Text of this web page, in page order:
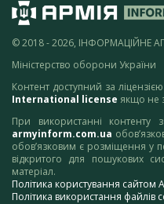
© 2018 - 2026, ІНФОРМАЦІЙНЕ
Міністерство оборони України
Контент доступний за ліцензією
International license якщо не
При використанні
armyinform.com.ua
обов’язковим є розміщення у
відкритого для пошукових
матеріал.
Політика користування сайтом
Політика використання файлів